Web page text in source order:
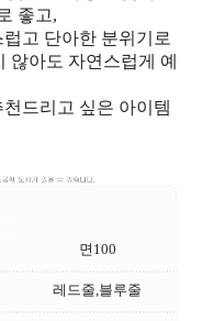
좋고,
고 단아한 분위기로
않아도 자연스럽게 예
드리고 싶은 아이템
면100
레드줄,블루줄